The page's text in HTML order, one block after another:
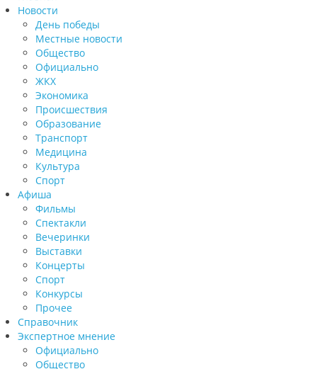
Новости
День победы
Местные новости
Общество
Официально
ЖКХ
Экономика
Происшествия
Образование
Транспорт
Медицина
Культура
Спорт
Афиша
Фильмы
Спектакли
Вечеринки
Выставки
Концерты
Спорт
Конкурсы
Прочее
Справочник
Экспертное мнение
Официально
Общество